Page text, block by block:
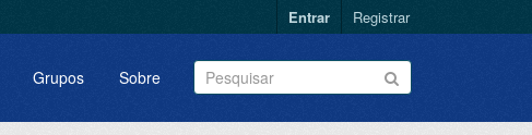
Entrar Registrar
Grupos Sobre